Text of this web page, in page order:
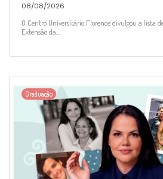
08/08/2026
O Centro Universitário Florence divulgou a lista
Extensão da...
Graduação